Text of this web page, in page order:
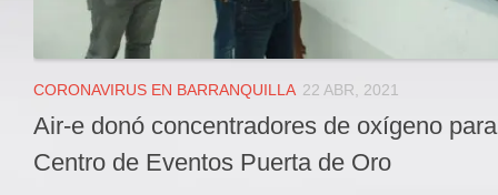
CORONAVIRUS EN BARRANQUILLA 22 ABR, 2021
Air-e donó concentradores de oxígeno
Centro de Eventos Puerta de Oro